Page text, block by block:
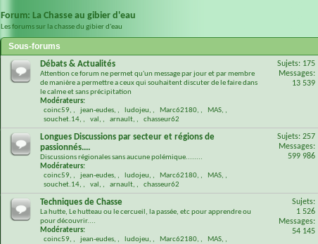
Forum: La Chasse au gibier d'eau
Les forums sur la chasse du gibier d'eau
Sous-forums
Débats & Actualités
Attention ce forum ne permet qu'un message par jour et par membre
de manière a permettre a ceux qui souhaitent discuter de le faire dans
le calme et sans précipitation
Modérateurs:
coinc59, jean-eudes, ludojeu, Marc62180, MAS,
souchet.14, val , arnault, chasseur62
Sujets: 175
Messages:
13 539
Longues Discussions par secteur et régions de
passionnés....
Discussions régionales sans aucune polémique........
Modérateurs:
coinc59, jean-eudes, ludojeu, Marc62180, MAS,
souchet.14, val , arnault, chasseur62
Sujets: 257
Messages:
599 986
Techniques de Chasse
La hutte, Le hutteau ou le cercueil, la passée, etc pour apprendre ou
pour découvrir....
Modérateurs:
coinc59, jean-eudes, ludojeu, Marc62180, MAS,
Sujets:
1 526
Messages:
54 145